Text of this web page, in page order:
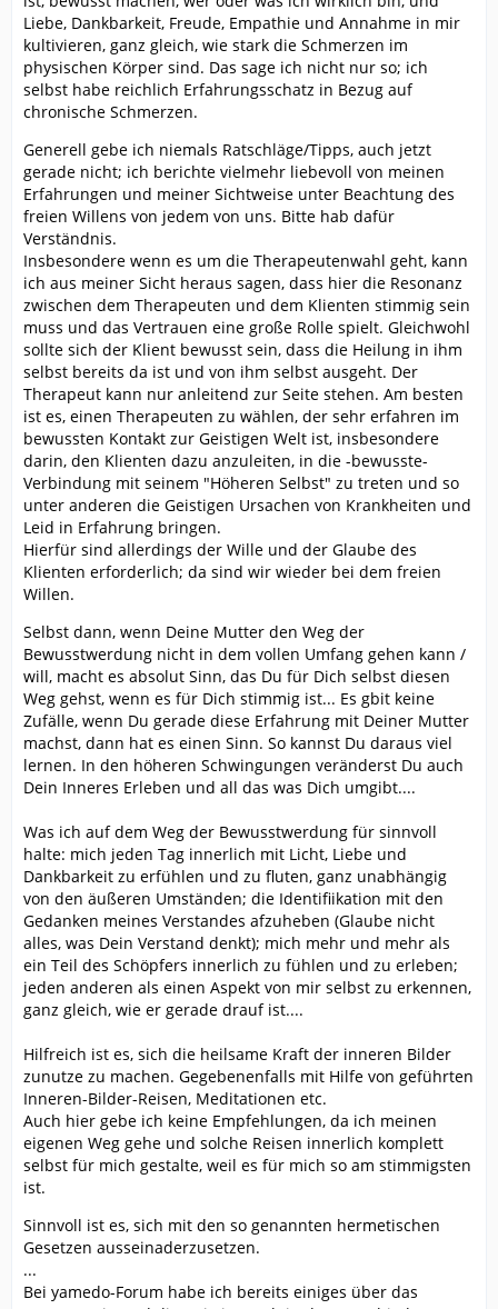
Liebe, Dankbarkeit, Freude, Empathie und Annahme in mir
kultivieren, ganz gleich, wie stark die Schmerzen im
physischen Körper sind. Das sage ich nicht nur so; ich
selbst habe reichlich Erfahrungsschatz in Bezug auf
chronische Schmerzen.
Generell gebe ich niemals Ratschläge/Tipps, auch jetzt
gerade nicht; ich berichte vielmehr liebevoll von meinen
Erfahrungen und meiner Sichtweise unter Beachtung des
freien Willens von jedem von uns. Bitte hab dafür
Verständnis.
Insbesondere wenn es um die Therapeutenwahl geht, kann
ich aus meiner Sicht heraus sagen, dass hier die Resonanz
zwischen dem Therapeuten und dem Klienten stimmig sein
muss und das Vertrauen eine große Rolle spielt. Gleichwohl
sollte sich der Klient bewusst sein, dass die Heilung in ihm
selbst bereits da ist und von ihm selbst ausgeht. Der
Therapeut kann nur anleitend zur Seite stehen. Am besten
ist es, einen Therapeuten zu wählen, der sehr erfahren im
bewussten Kontakt zur Geistigen Welt ist, insbesondere
darin, den Klienten dazu anzuleiten, in die -bewusste-
Verbindung mit seinem "Höheren Selbst" zu treten und so
unter anderen die Geistigen Ursachen von Krankheiten und
Leid in Erfahrung bringen.
Hierfür sind allerdings der Wille und der Glaube des
Klienten erforderlich; da sind wir wieder bei dem freien
Willen.
Selbst dann, wenn Deine Mutter den Weg der
Bewusstwerdung nicht in dem vollen Umfang gehen kann /
will, macht es absolut Sinn, das Du für Dich selbst diesen
Weg gehst, wenn es für Dich stimmig ist... Es gbit keine
Zufälle, wenn Du gerade diese Erfahrung mit Deiner Mutter
machst, dann hat es einen Sinn. So kannst Du daraus viel
lernen. In den höheren Schwingungen veränderst Du auch
Dein Inneres Erleben und all das was Dich umgibt....
Was ich auf dem Weg der Bewusstwerdung für sinnvoll
halte: mich jeden Tag innerlich mit Licht, Liebe und
Dankbarkeit zu erfühlen und zu fluten, ganz unabhängig
von den äußeren Umständen; die Identifiikation mit den
Gedanken meines Verstandes afzuheben (Glaube nicht
alles, was Dein Verstand denkt); mich mehr und mehr als
ein Teil des Schöpfers innerlich zu fühlen und zu erleben;
jeden anderen als einen Aspekt von mir selbst zu erkennen,
ganz gleich, wie er gerade drauf ist....
Hilfreich ist es, sich die heilsame Kraft der inneren Bilder
zunutze zu machen. Gegebenenfalls mit Hilfe von geführten
Inneren-Bilder-Reisen, Meditationen etc.
Auch hier gebe ich keine Empfehlungen, da ich meinen
eigenen Weg gehe und solche Reisen innerlich komplett
selbst für mich gestalte, weil es für mich so am stimmigsten
ist.
Sinnvoll ist es, sich mit den so genannten hermetischen
Gesetzen ausseinaderzusetzen.
...
Bei yamedo-Forum habe ich bereits einiges über das